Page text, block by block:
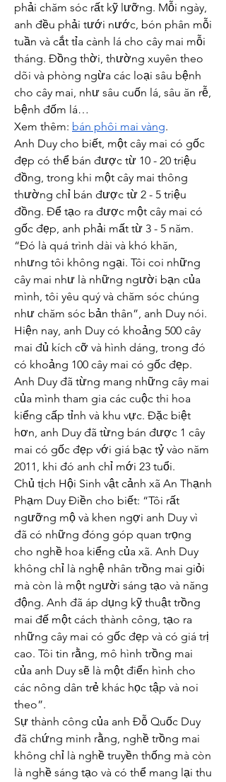
phải chăm sóc rất kỹ lưỡng. Mỗi ngày,
anh đều phải tưới nước, bón phân mỗi
tuần và cắt tỉa cành lá cho cây mai mỗi
tháng. Đồng thời, thường xuyên theo
dõi và phòng ngừa các loại sâu bệnh
cho cây mai, như sâu cuốn lá, sâu ăn rễ,
bệnh đốm lá…
Xem thêm: bán phôi mai vàng.
Anh Duy cho biết, một cây mai có gốc
đẹp có thể bán được từ 10 - 20 triệu
đồng, trong khi một cây mai thông
thường chỉ bán được từ 2 - 5 triệu
đồng. Để tạo ra được một cây mai có
gốc đẹp, anh phải mất từ 3 - 5 năm.
“Đó là quá trình dài và khó khăn,
nhưng tôi không ngại. Tôi coi những
cây mai như là những người bạn của
mình, tôi yêu quý và chăm sóc chúng
như chăm sóc bản thân”, anh Duy nói.
Hiện nay, anh Duy có khoảng 500 cây
mai đủ kích cỡ và hình dáng, trong đó
có khoảng 100 cây mai có gốc đẹp.
Anh Duy đã từng mang những cây mai
của mình tham gia các cuộc thi hoa
kiểng cấp tỉnh và khu vực. Đặc biệt
hơn, anh Duy đã từng bán được 1 cây
mai có gốc đẹp với giá bạc tỷ vào năm
2011, khi đó anh chỉ mới 23 tuổi.
Chủ tịch Hội Sinh vật cảnh xã An Thạnh
Phạm Duy Điền cho biết: “Tôi rất
ngưỡng mộ và khen ngợi anh Duy vì
đã có những đóng góp quan trọng
cho nghề hoa kiểng của xã. Anh Duy
không chỉ là nghệ nhân trồng mai giỏi
mà còn là một người sáng tạo và năng
động. Anh đã áp dụng kỹ thuật trồng
mai đế một cách thành công, tạo ra
những cây mai có gốc đẹp và có giá trị
cao. Tôi tin rằng, mô hình trồng mai
của anh Duy sẽ là một điển hình cho
các nông dân trẻ khác học tập và noi
theo”.
Sự thành công của anh Đỗ Quốc Duy
đã chứng minh rằng, nghề trồng mai
không chỉ là nghề truyền thống mà còn
là nghề sáng tạo và có thể mang lại thu